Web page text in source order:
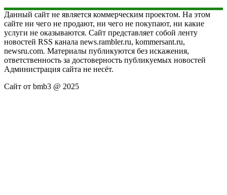
Данный сайт не является коммерческим проектом. На этом
сайте ни чего не продают, ни чего не покупают, ни какие
услуги не оказываются. Сайт представляет собой ленту
новостей RSS канала news.rambler.ru, kommersant.ru,
newsru.com. Материалы публикуются без искажения,
ответственность за достоверность публикуемых новостей
Администрация сайта не несёт.
Сайт от bmb3 @ 2025